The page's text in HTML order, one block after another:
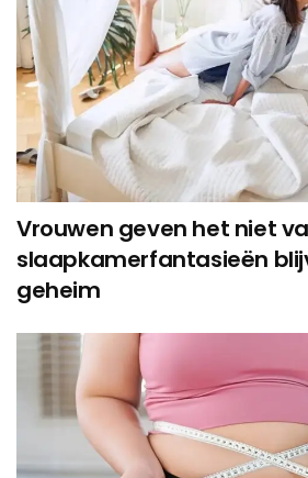
Vrouwen geven het niet
slaapkamerfantasieën
geheim